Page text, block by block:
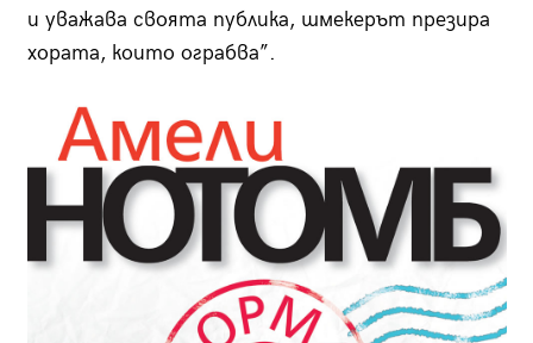
и уважава своята публика, шмекерът презира
хората, които ограбва”.